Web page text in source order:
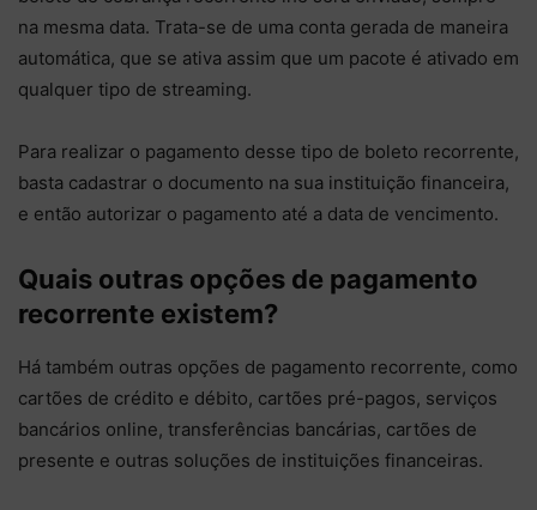
na mesma data. Trata-se de uma conta gerada de maneira
automática, que se ativa assim que um pacote é ativado em
qualquer tipo de streaming.
Para realizar o pagamento desse tipo de boleto recorrente,
basta cadastrar o documento na sua instituição financeira,
e então autorizar o pagamento até a data de vencimento.
Quais outras opções de pagamento
recorrente existem?
Há também outras opções de pagamento recorrente, como
cartões de crédito e débito, cartões pré-pagos, serviços
bancários online, transferências bancárias, cartões de
presente e outras soluções de instituições financeiras.